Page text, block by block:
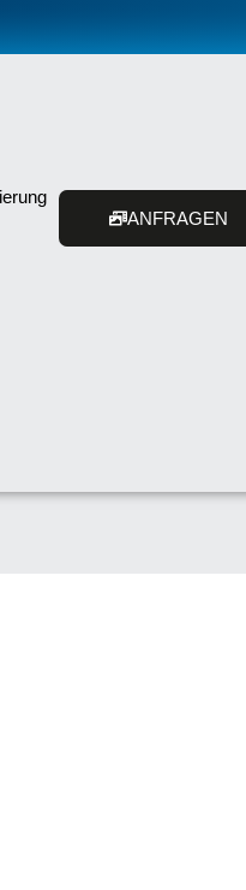
ANFRAGEN